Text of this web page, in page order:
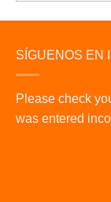
SÍGUENOS EN
Please check
was entered